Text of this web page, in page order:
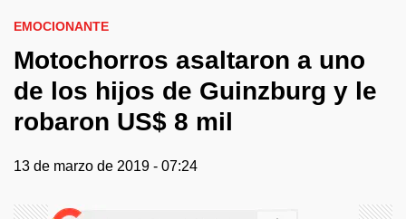
EMOCIONANTE
Motochorros asaltaron a uno
de los hijos de Guinzburg y le
robaron US$ 8 mil
13 de marzo de 2019 - 07:24